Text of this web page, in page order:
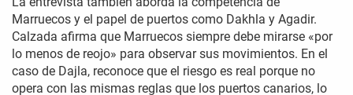
Marruecos y el papel de puertos como Dakhla y Agadir.
Calzada afirma que Marruecos siempre debe mirarse «por
lo menos de reojo» para observar sus movimientos. En el
caso de Dajla, reconoce que el riesgo es real porque no
opera con las mismas reglas que los puertos canarios, lo